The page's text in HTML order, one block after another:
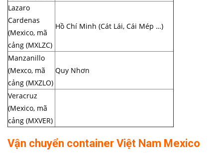
Lazaro
Cardenas
(Mexico, mã
cảng (MXLZC)
Hồ Chí Minh (Cát Lái, Cái Mép …)
Manzanillo
(Mexco, mã
cảng (MXZLO)
Quy Nhơn
Veracruz
(Mexico, mã
cảng (MXVER)
Vận chuyển container Việt Nam Mexico